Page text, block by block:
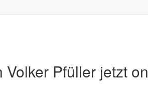
Pfüller jetzt